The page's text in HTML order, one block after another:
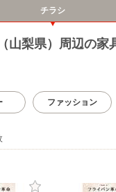
チラシ
山梨県）周辺の家
ファッション